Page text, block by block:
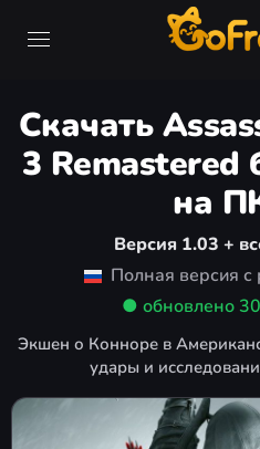
Скачать
3 Remastered
на
Версия 1.03 +
Полная версия с
● обновлено
Экшен о Конноре в
удары и